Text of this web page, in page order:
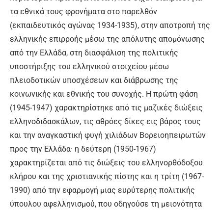
τα εθνικά τους φρονήματα στο παρελθόν
(εκπαιδευτικός αγώνας 1934-1935), στην αποτροπή της
ελληνικής επιρροής μέσω της απόλυτης απομόνωσης
από την Ελλάδα, στη διασφάλιση της πολιτικής
υποστήριξης του ελληνικού στοιχείου μέσω
πλειοδοτικών υποσχέσεων και διάβρωσης της
κοινωνικής και εθνικής του συνοχής. Η πρώτη φάση
(1945-1947) χαρακτηρίστηκε από τις μαζικές διώξεις
ελληνοδιδασκάλων, τις αθρόες δίκες εις βάρος τους
και την αναγκαστική φυγή χιλιάδων Βορειοηπειρωτών
προς την Ελλάδα· η δεύτερη (1950-1967)
χαρακτηρίζεται από τις διώξεις του ελληνορθόδοξου
κλήρου και της χριστιανικής πίστης και η τρίτη (1967-
1990) από την εφαρμογή μιας ευρύτερης πολιτικής
ύπουλου αφελληνισμού, που οδηγούσε τη μειονότητα